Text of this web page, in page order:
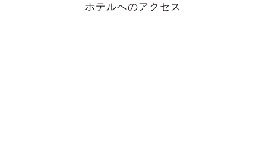
ホテルへのアクセス
オンラインストア